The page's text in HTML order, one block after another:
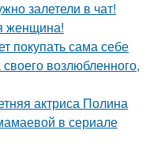
залетели в чат!
женщина!
покупать сама себе
возлюбленного,
актриса Полина
в сериале